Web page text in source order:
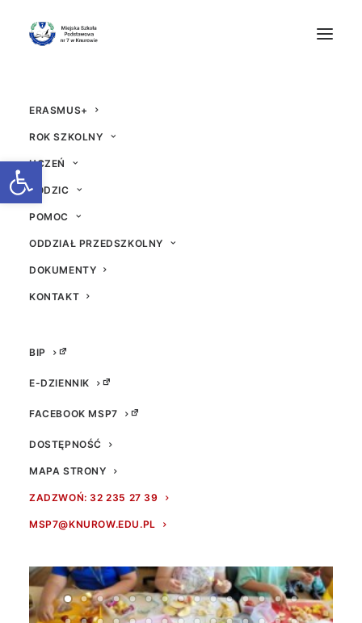
Otwórz pasek narzędzi
ERASMUS+
ROK SZKOLNY
UCZEŃ
RODZIC
POMOC
ODDZIAŁ PRZEDSZKOLNY
DOKUMENTY
KONTAKT
BIP
E-DZIENNIK
FACEBOOK MSP7
DOSTĘPNOŚĆ
MAPA STRONY
ZADZWOŃ: 32 235 27 39
MSP7@KNUROW.EDU.PL
Lekcja techniki w klasi
e 4a